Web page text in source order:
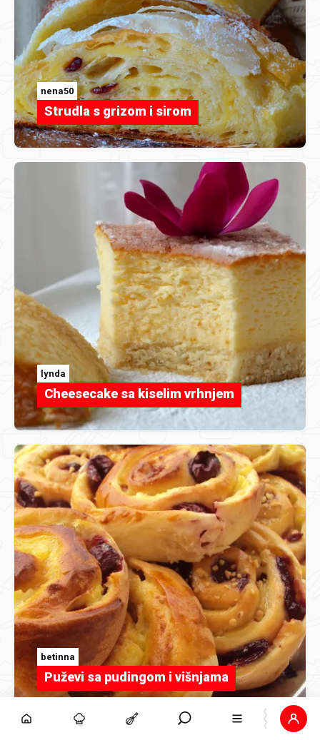
nena50
Strudla s grizom i sirom
lynda
Cheesecake sa kiselim vrhnjem
betinna
Puževi sa pudingom i višnjama